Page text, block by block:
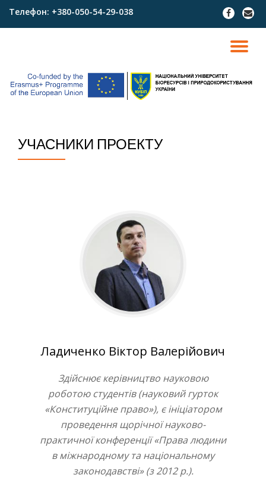
Skip
Телефон: +380-050-54-29-038
fa-
fa-
УЧАСНИКИ ПРОЕКТУ
Ладиченко Віктор Валерійович
Здійснює керівництво науковою
роботою студентів (науковий гурток
«Конституційне право»), є ініціатором
проведення щорічної науково-
практичної конференції «Права людини
в міжнародному та національному
законодавстві» (з 2012 р.).